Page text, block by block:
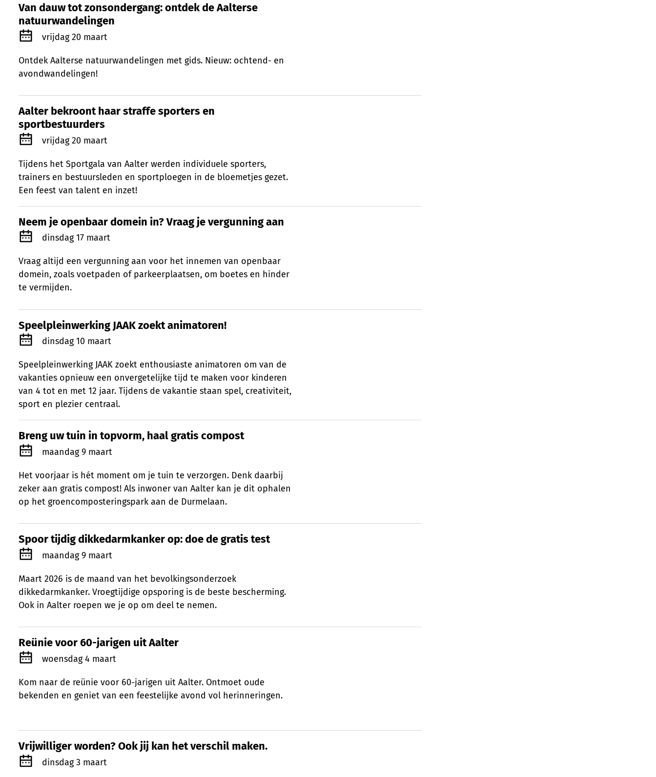
Van dauw tot zonsondergang: ontdek de Aalterse natuurwandelingen
Van dauw tot zonsondergang: ontdek de Aalterse
natuurwandelingen
Gepubliceerd op
vrijdag 20 maart
Ontdek Aalterse natuurwandelingen met gids. Nieuw: ochtend- en
avondwandelingen!
Aalter bekroont haar straffe sporters en sportbestuurders
Aalter bekroont haar straffe sporters en
sportbestuurders
Gepubliceerd op
vrijdag 20 maart
Tijdens het Sportgala van Aalter werden individuele sporters,
trainers en bestuursleden en sportploegen in de bloemetjes gezet.
Een feest van talent en inzet!
Neem je openbaar domein in? Vraag je vergunning aan
Neem je openbaar domein in? Vraag je vergunning aan
Gepubliceerd op
dinsdag 17 maart
Vraag altijd een vergunning aan voor het innemen van openbaar
domein, zoals voetpaden of parkeerplaatsen, om boetes en hinder
te vermijden.
Speelpleinwerking JAAK zoekt animatoren!
Speelpleinwerking JAAK zoekt animatoren!
Gepubliceerd op
dinsdag 10 maart
Speelpleinwerking JAAK zoekt enthousiaste animatoren om van de
vakanties opnieuw een onvergetelijke tijd te maken voor kinderen
van 4 tot en met 12 jaar. Tijdens de vakantie staan spel, creativiteit,
sport en plezier centraal.
Breng uw tuin in topvorm, haal gratis compost
Breng uw tuin in topvorm, haal gratis compost
Gepubliceerd op
maandag 9 maart
Het voorjaar is hét moment om je tuin te verzorgen. Denk daarbij
zeker aan gratis compost! Als inwoner van Aalter kan je dit ophalen
op het groencomposteringspark aan de Durmelaan.
Spoor tijdig dikkedarmkanker op: doe de gratis test
Spoor tijdig dikkedarmkanker op: doe de gratis test
Gepubliceerd op
maandag 9 maart
Maart 2026 is de maand van het bevolkingsonderzoek
dikkedarmkanker. Vroegtijdige opsporing is de beste bescherming.
Ook in Aalter roepen we je op om deel te nemen.
Reünie voor 60-jarigen uit Aalter
Reünie voor 60-jarigen uit Aalter
Gepubliceerd op
woensdag 4 maart
Kom naar de reünie voor 60-jarigen uit Aalter. Ontmoet oude
bekenden en geniet van een feestelijke avond vol herinneringen.
Vrijwilliger worden? Ook jij kan het verschil maken.
Vrijwilliger worden? Ook jij kan het verschil maken.
Gepubliceerd op
dinsdag 3 maart